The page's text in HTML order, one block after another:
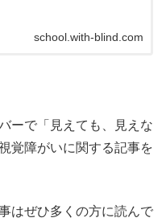
school.with-blind.com
ーで「見えても、見えな
覚障がいに関する記事を
はぜひ多くの方に読んで